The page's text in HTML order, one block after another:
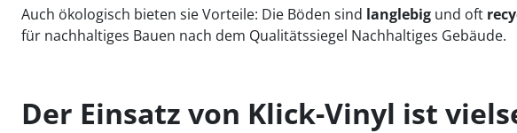
Auch ökologisch bieten sie Vorteile: Die Böden sind langlebig und oft
für nachhaltiges Bauen nach dem Qualitätssiegel Nachhaltiges Gebäude.
Der Einsatz von Klick-Vinyl ist